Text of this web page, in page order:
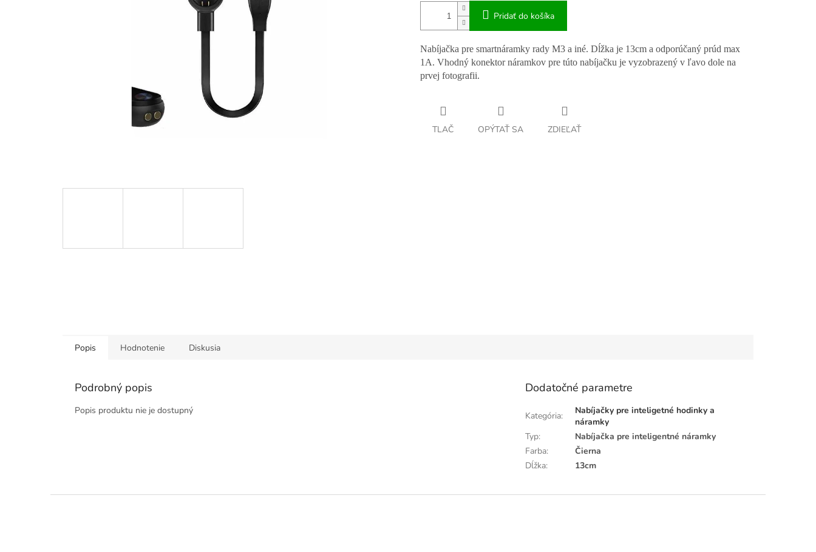
Pridať do košíka
Nabíjačka pre smartnáramky rady M3 a iné. Dĺžka je 13cm a odporúčaný prúd max
1A. Vhodný konektor náramkov pre túto nabíjačku je vyzobrazený v ľavo dole na
prvej fotografii.
TLAČ OPÝTAŤ SA ZDIEĽAŤ
Popis Hodnotenie Diskusia
Podrobný popis
Popis produktu nie je dostupný
Dodatočné parametre
Kategória:
Nabíjačky pre inteligetné hodinky a
náramky
Typ:
Nabíjačka pre inteligentné náramky
Farba:
Čierna
Dĺžka: 13cm